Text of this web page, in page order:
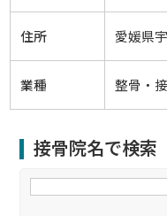
住所 愛媛県
業種 整骨・
接骨院名で検索